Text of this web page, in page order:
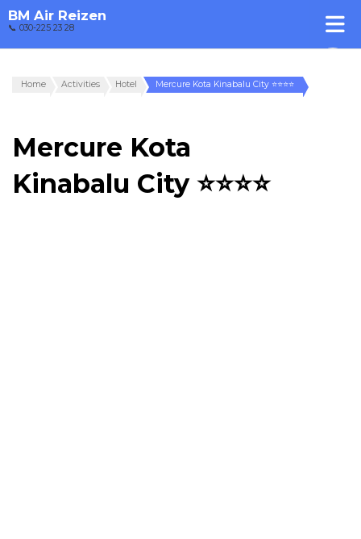
BM Air Reizen
📞 030-225 23 28
Home Activities Hotel Mercure Kota Kinabalu City ⭐⭐⭐⭐
Mercure Kota
Kinabalu City ⭐⭐⭐⭐